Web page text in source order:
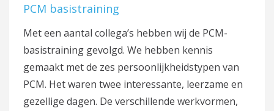
PCM basistraining
Met een aantal collega’s hebben wij de PCM-
basistraining gevolgd. We hebben kennis
gemaakt met de zes persoonlijkheidstypen van
PCM. Het waren twee interessante, leerzame en
gezellige dagen. De verschillende werkvormen,